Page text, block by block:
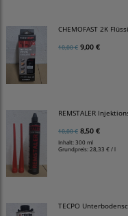
CHEMOFAST 2K
10,00 € 9,00 €
REMSTALER
10,00 € 8,50 €
Inhalt: 300 ml
Grundpreis: 28,33 € / l
TECPO